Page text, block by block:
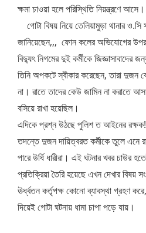
ক্ষমা চাওয়া হলে পরিস্থিতি নিয়ন্ত্রণে আসে।
গোটা বিষয় নিয়ে তেলিয়ামুড়া থানার
জানিয়েছেন,,, ফোন কলের অভিযোগের উপর
বিদ্যুৎ নিগমের দুই কর্মীকে জিজ্ঞাসাবাদের
তিনি অপকটে স্বীকার করেছেন, তারা
না। রাতে তাদের কেউ জামিন না করাতে
বসিয়ে রাখা হয়েছিল।
এদিকে প্রশ্ন উঠছে পুলিশ ত আইনের রক্ষক!
তদন্তে দুজন দায়িত্বরত কর্মীকে তুলে এনে
পারে উর্ধি ধারীরা। এই ঘটনার খবর চাউর
প্রতিক্রিয়া তৈরি হয়েছে এখন দেখার বিষয়
ঊর্ধ্বতন কর্তৃপক্ষ কোনো ব্যাবস্থা গ্রহণ
দিয়েই গোটা ঘটনায় ধামা চাপা পড়ে যায়।